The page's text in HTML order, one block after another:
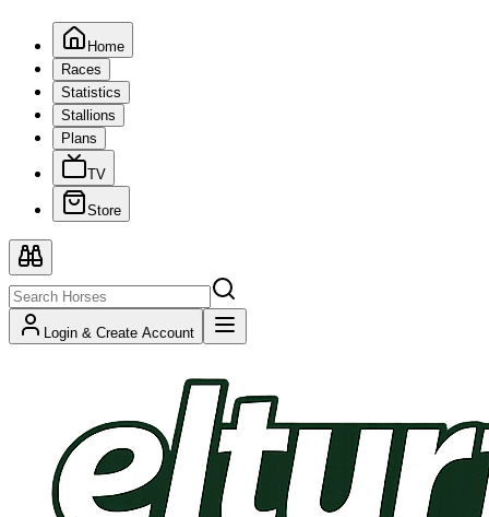
Home
Races
Statistics
Stallions
Plans
TV
Store
Login & Create Account